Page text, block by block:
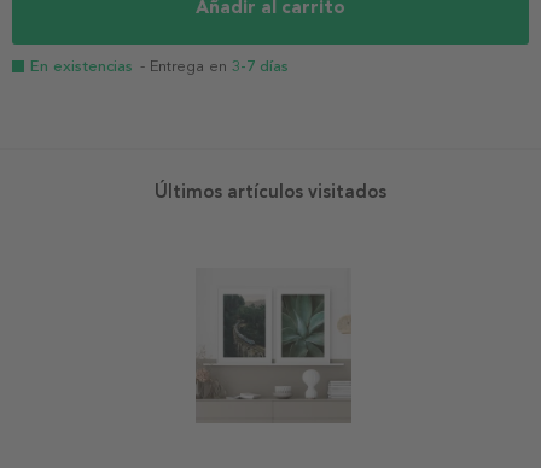
Añadir al carrito
En existencias - Entrega en 3-7 días
Últimos artículos visitados